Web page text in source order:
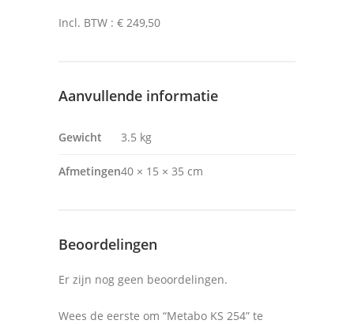
Incl. BTW : € 249,50
Aanvullende informatie
Gewicht 3.5 kg
Afmetingen40 × 15 × 35 cm
Beoordelingen
Er zijn nog geen beoordelingen.
Wees de eerste om “Metabo KS 254” te